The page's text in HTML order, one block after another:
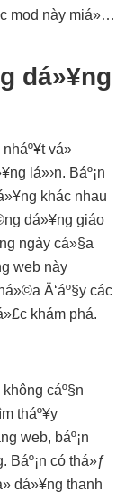
mod này miá»…
dá»¥ng
vá»
lá»›n. Báº¡n
khác nhau
dá»¥ng giáo
ngày cá»§a
web này
Ä‘áº§y các
khám phá.
cáº§n
tháº¥y
web, báº¡n
Báº¡n có thá»ƒ
dá»¥ng thanh